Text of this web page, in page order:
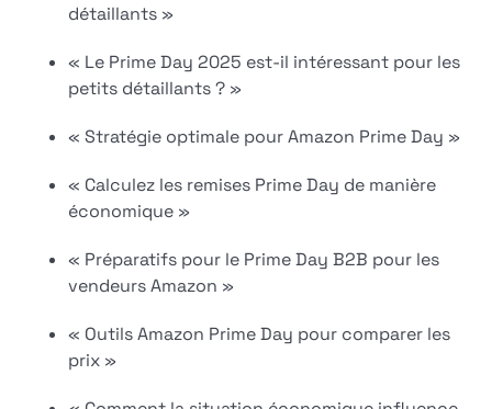
détaillants »
« Le Prime Day 2025 est-il intéressant pour les
petits détaillants ? »
« Stratégie optimale pour Amazon Prime Day »
« Calculez les remises Prime Day de manière
économique »
« Préparatifs pour le Prime Day B2B pour les
vendeurs Amazon »
« Outils Amazon Prime Day pour comparer les
prix »